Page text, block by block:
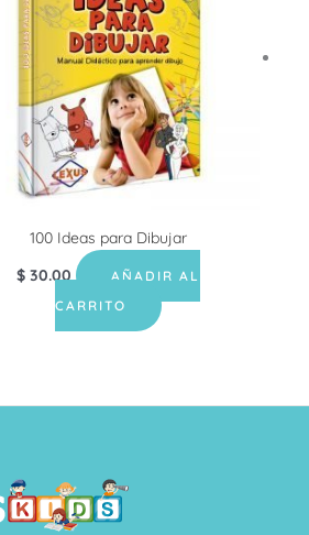
100 Ideas para Dibujar
$ 30.00
AÑADIR AL
CARRITO